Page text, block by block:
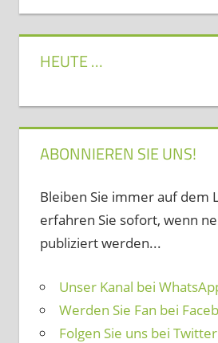
HEUTE …
ABONNIEREN SIE UNS!
Bleiben Sie immer auf dem
erfahren Sie sofort, wenn
publiziert werden...
Unser Kanal bei
Werden Sie Fan bei
Folgen Sie uns bei Twitter